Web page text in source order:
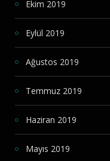
Ekim 2019
Eylül 2019
Ağustos 2019
Temmuz 2019
Haziran 2019
Mayıs 2019